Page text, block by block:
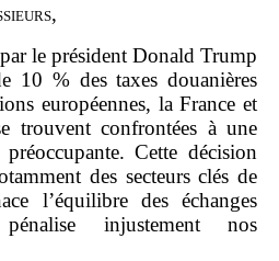
,
le président Donald Trump
10 % des taxes douanières
européennes, la France et
trouvent confrontées à une
Cette décision
des secteurs clés de
l’équilibre des échanges
injustement nos